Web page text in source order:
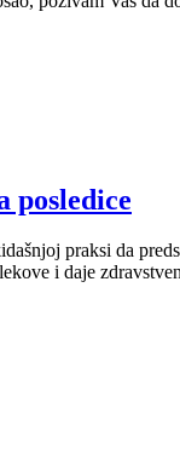
posledice
praksi da
i daje